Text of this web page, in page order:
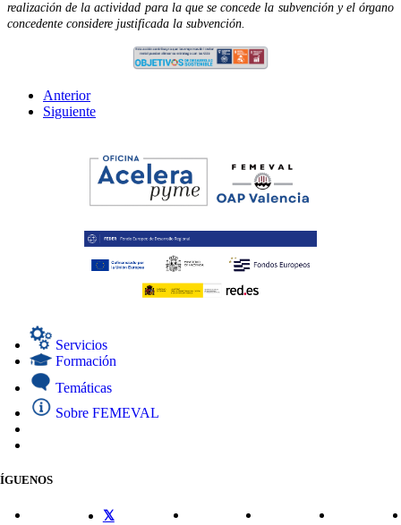
realización de la actividad para la que se concede la subvención y el órgano
concedente considere justificada la subvención.
Anterior
Siguiente
Servicios
Formación
Temáticas
Sobre FEMEVAL